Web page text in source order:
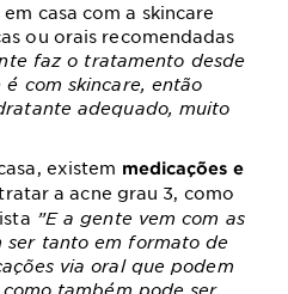
casa com a skincare
ou orais recomendadas
faz o tratamento desde
com skincare, então
adequado, muito
existem medicações e
a acne grau 3, como
”E a gente vem com as
ser tanto em formato de
via oral que podem